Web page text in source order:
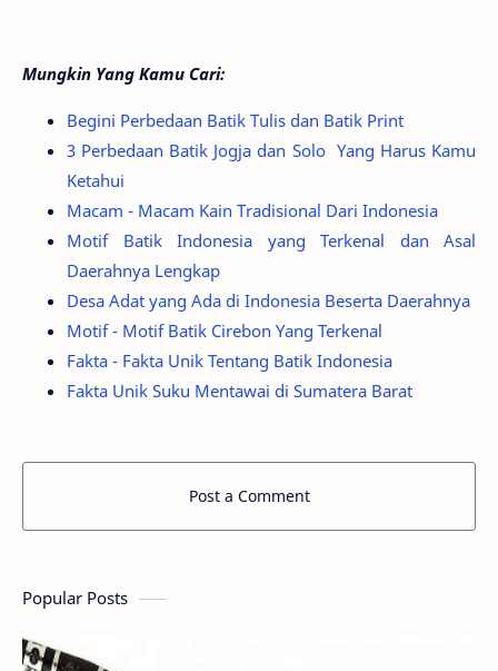
Mungkin Yang Kamu Cari:
Begini Perbedaan Batik Tulis dan Batik Print
3 Perbedaan Batik Jogja dan Solo Yang Harus Kamu
Ketahui
Macam - Macam Kain Tradisional Dari Indonesia
Motif Batik Indonesia yang Terkenal dan Asal
Daerahnya Lengkap
Desa Adat yang Ada di Indonesia Beserta Daerahnya
Motif - Motif Batik Cirebon Yang Terkenal
Fakta - Fakta Unik Tentang Batik Indonesia
Fakta Unik Suku Mentawai di Sumatera Barat
Post a Comment
Popular Posts